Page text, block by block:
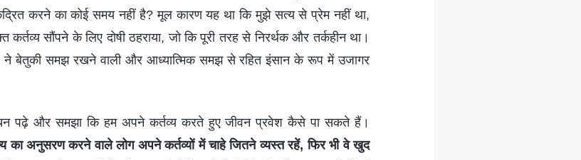
करने का कोई समय नहीं है? मूल कारण यह था कि मुझे सत्य से प्रेम नहीं था,
सौंपने के लिए दोषी ठहराया, जो कि पूरी तरह से निरर्थक और तर्कहीन था।
ने बेतुकी समझ रखने वाली और आध्यात्मिक समझ से रहित इंसान के रूप में उजागर
पढ़े और समझा कि हम अपने कर्तव्य करते हुए जीवन प्रवेश कैसे पा सकते हैं।
का अनुसरण करने वाले लोग अपने कर्तव्यों में चाहे जितने व्यस्त रहें, फिर भी वे खुद